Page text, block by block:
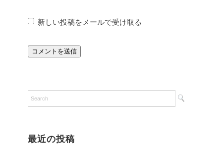
新しい投稿をメールで受け取る
最近の投稿